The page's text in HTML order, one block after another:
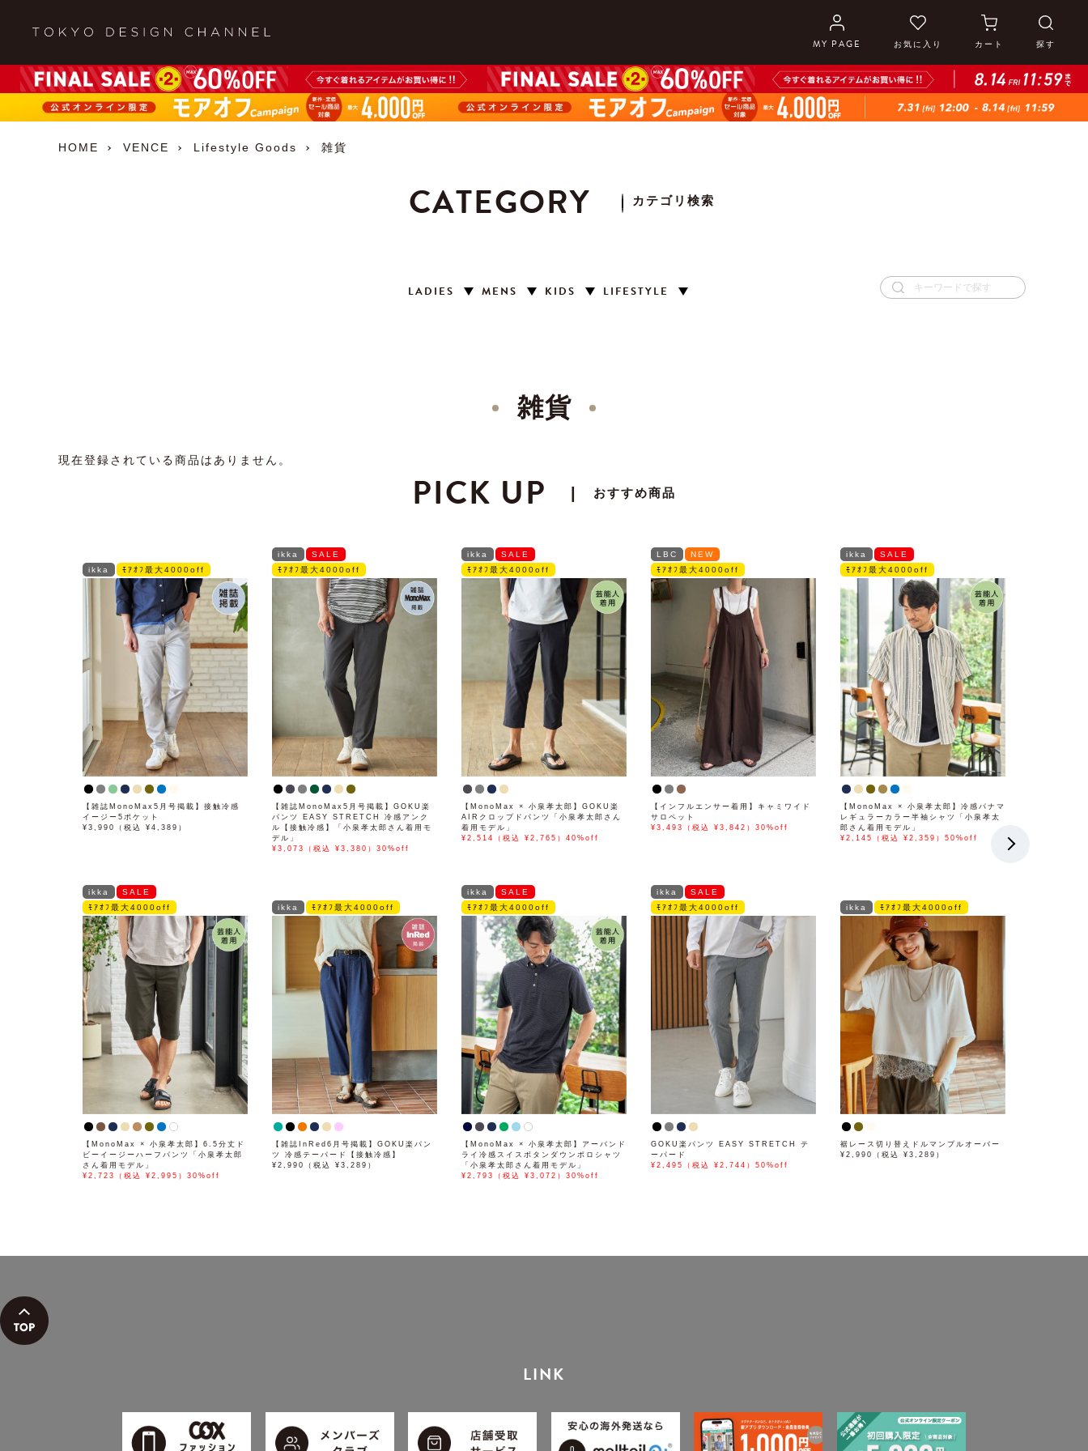
MY PAGE お気に入り カート 探す
HOME VENCE Lifestyle Goods 雑貨
CATEGORY カテゴリ検索
LADIES MENS KIDS LIFESTYLE
雑貨
現在登録されている商品はありません。
PICK UP おすすめ商品
ikka ﾓｱｵﾌ最大4000off
【雑誌MonoMax5月号掲載】接触冷感
イージー5ポケット
¥3,990（税込 ¥4,389）
ikka
SALE
ﾓｱｵﾌ最大4000off
【雑誌MonoMax5月号掲載】GOKU楽
パンツ EASY STRETCH 冷感アンク
ル【接触冷感】「小泉孝太郎さん着用モ
デル」
¥3,073（税込 ¥3,380）30%off
ikka
SALE
ﾓｱｵﾌ最大4000off
【MonoMax × 小泉孝太郎】GOKU楽
AIRクロップドパンツ「小泉孝太郎さん
着用モデル」
¥2,514（税込 ¥2,765）40%off
LBC
NEW
ﾓｱｵﾌ最大4000off
【インフルエンサー着用】キャミワイド
サロペット
¥3,493（税込 ¥3,842）30%off
ikka
SALE
ﾓｱｵﾌ最大4000off
【MonoMax × 小泉孝太郎】冷感パナマ
レギュラーカラー半袖シャツ「小泉孝太
郎さん着用モデル」
¥2,145（税込 ¥2,359）50%off
ikka
SALE
ﾓｱｵﾌ最大4000off
【MonoMax × 小泉孝太郎】6.5分丈ド
ビーイージーハーフパンツ「小泉孝太郎
さん着用モデル」
¥2,723（税込 ¥2,995）30%off
ikka ﾓｱｵﾌ最大4000off
【雑誌InRed6月号掲載】GOKU楽パン
ツ 冷感テーパード【接触冷感】
¥2,990（税込 ¥3,289）
ikka
SALE
ﾓｱｵﾌ最大4000off
【MonoMax × 小泉孝太郎】アーバンド
ライ冷感スイスボタンダウンポロシャツ
「小泉孝太郎さん着用モデル」
¥2,793（税込 ¥3,072）30%off
ikka
SALE
ﾓｱｵﾌ最大4000off
GOKU楽パンツ EASY STRETCH テ
ーパード
¥2,495（税込 ¥2,744）50%off
ikka ﾓｱｵﾌ最大4000off
裾レース切り替えドルマンプルオーバー
¥2,990（税込 ¥3,289）
LINK